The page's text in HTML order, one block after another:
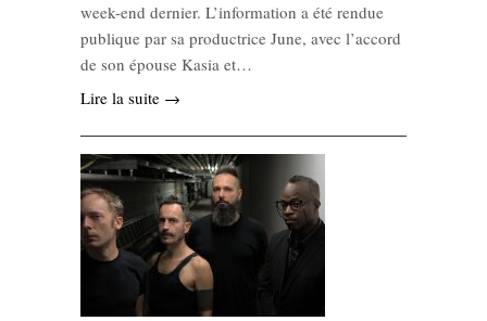
week-end dernier. L’information a été rendue
publique par sa productrice June, avec l’accord
de son épouse Kasia et…
Lire la suite →